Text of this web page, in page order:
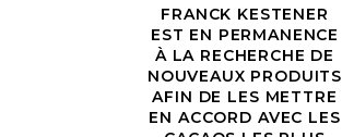
FRANCK KESTENER
EST EN PERMANENCE
À LA RECHERCHE DE
NOUVEAUX PRODUITS
AFIN DE LES METTRE
EN ACCORD AVEC LES